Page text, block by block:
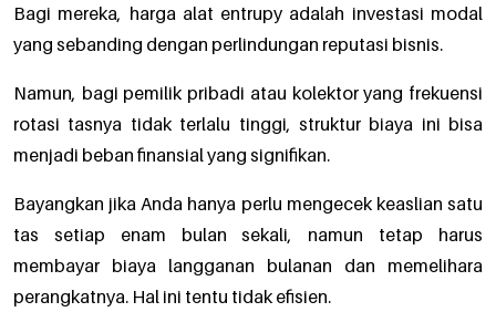
Bagi mereka, harga alat entrupy adalah investasi modal
yang sebanding dengan perlindungan reputasi bisnis.
Namun, bagi pemilik pribadi atau kolektor yang frekuensi
rotasi tasnya tidak terlalu tinggi, struktur biaya ini bisa
menjadi beban finansial yang signifikan.
Bayangkan jika Anda hanya perlu mengecek keaslian satu
tas setiap enam bulan sekali, namun tetap harus
membayar biaya langganan bulanan dan memelihara
perangkatnya. Hal ini tentu tidak efisien.